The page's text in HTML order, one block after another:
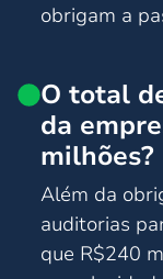
obrigam a
O total
da
milhões?
Além da
auditorias
que R$240